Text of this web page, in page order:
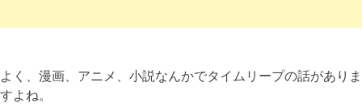
よく、漫画、アニメ、小説なんかでタイムリープの話がありま
すよね。